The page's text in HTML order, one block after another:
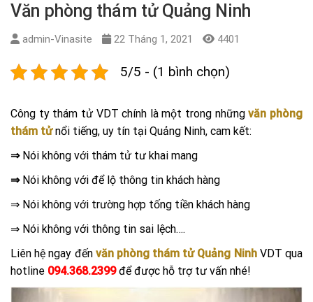
Văn phòng thám tử Quảng Ninh
admin-Vinasite 22 Tháng 1, 2021 4401
5/5 - (1 bình chọn)
Công ty thám tử VDT chính là một trong nhữngvăn phòng
thám tửnổi tiếng, uy tín tại Quảng Ninh, cam kết:
⇒Nói không với thám tử tư khai mang
⇒Nói không với để lộ thông tin khách hàng
⇒ Nói không với trường hợp tống tiền khách hàng
⇒ Nói không với thông tin sai lệch….
Liên hệ ngay đến văn phòng thám tử Quảng NinhVDT qua
hotline 094.368.2399để được hỗ trợ tư vấn nhé!